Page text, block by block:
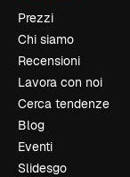
Prezzi
Chi siamo
Recensioni
Lavora con noi
Cerca tendenze
Blog
Eventi
Slidesgo